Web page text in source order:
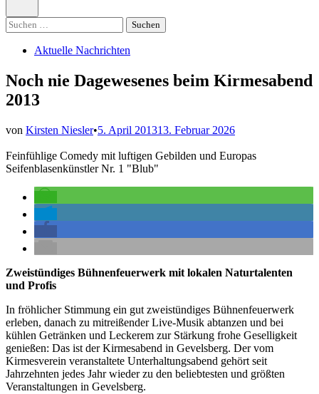
Suchen
nach:
Veröffentlicht
Aktuelle Nachrichten
Noch nie Dagewesenes beim Kirmesabend
2013
von Kirsten Niesler•5. April 201313. Februar 2026
Feinfühlige Comedy mit luftigen Gebilden und Europas
Seifenblasenkünstler Nr. 1 "Blub"
Zweistündiges Bühnenfeuerwerk mit lokalen Naturtalenten
und Profis
In fröhlicher Stimmung ein gut zweistündiges Bühnenfeuerwerk
erleben, danach zu mitreißender Live-Musik abtanzen und bei
kühlen Getränken und Leckerem zur Stärkung frohe Geselligkeit
genießen: Das ist der Kirmesabend in Gevelsberg. Der vom
Kirmesverein veranstaltete Unterhaltungsabend gehört seit
Jahrzehnten jedes Jahr wieder zu den beliebtesten und größten
Veranstaltungen in Gevelsberg.